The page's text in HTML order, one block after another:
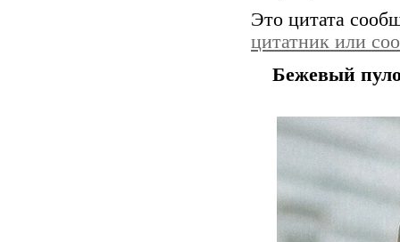
Это цитата
цитатник или
Бежевый